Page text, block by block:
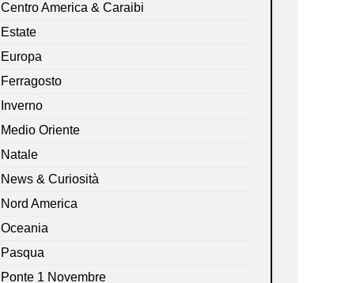
Centro America & Caraibi
Estate
Europa
Ferragosto
Inverno
Medio Oriente
Natale
News & Curiosità
Nord America
Oceania
Pasqua
Ponte 1 Novembre